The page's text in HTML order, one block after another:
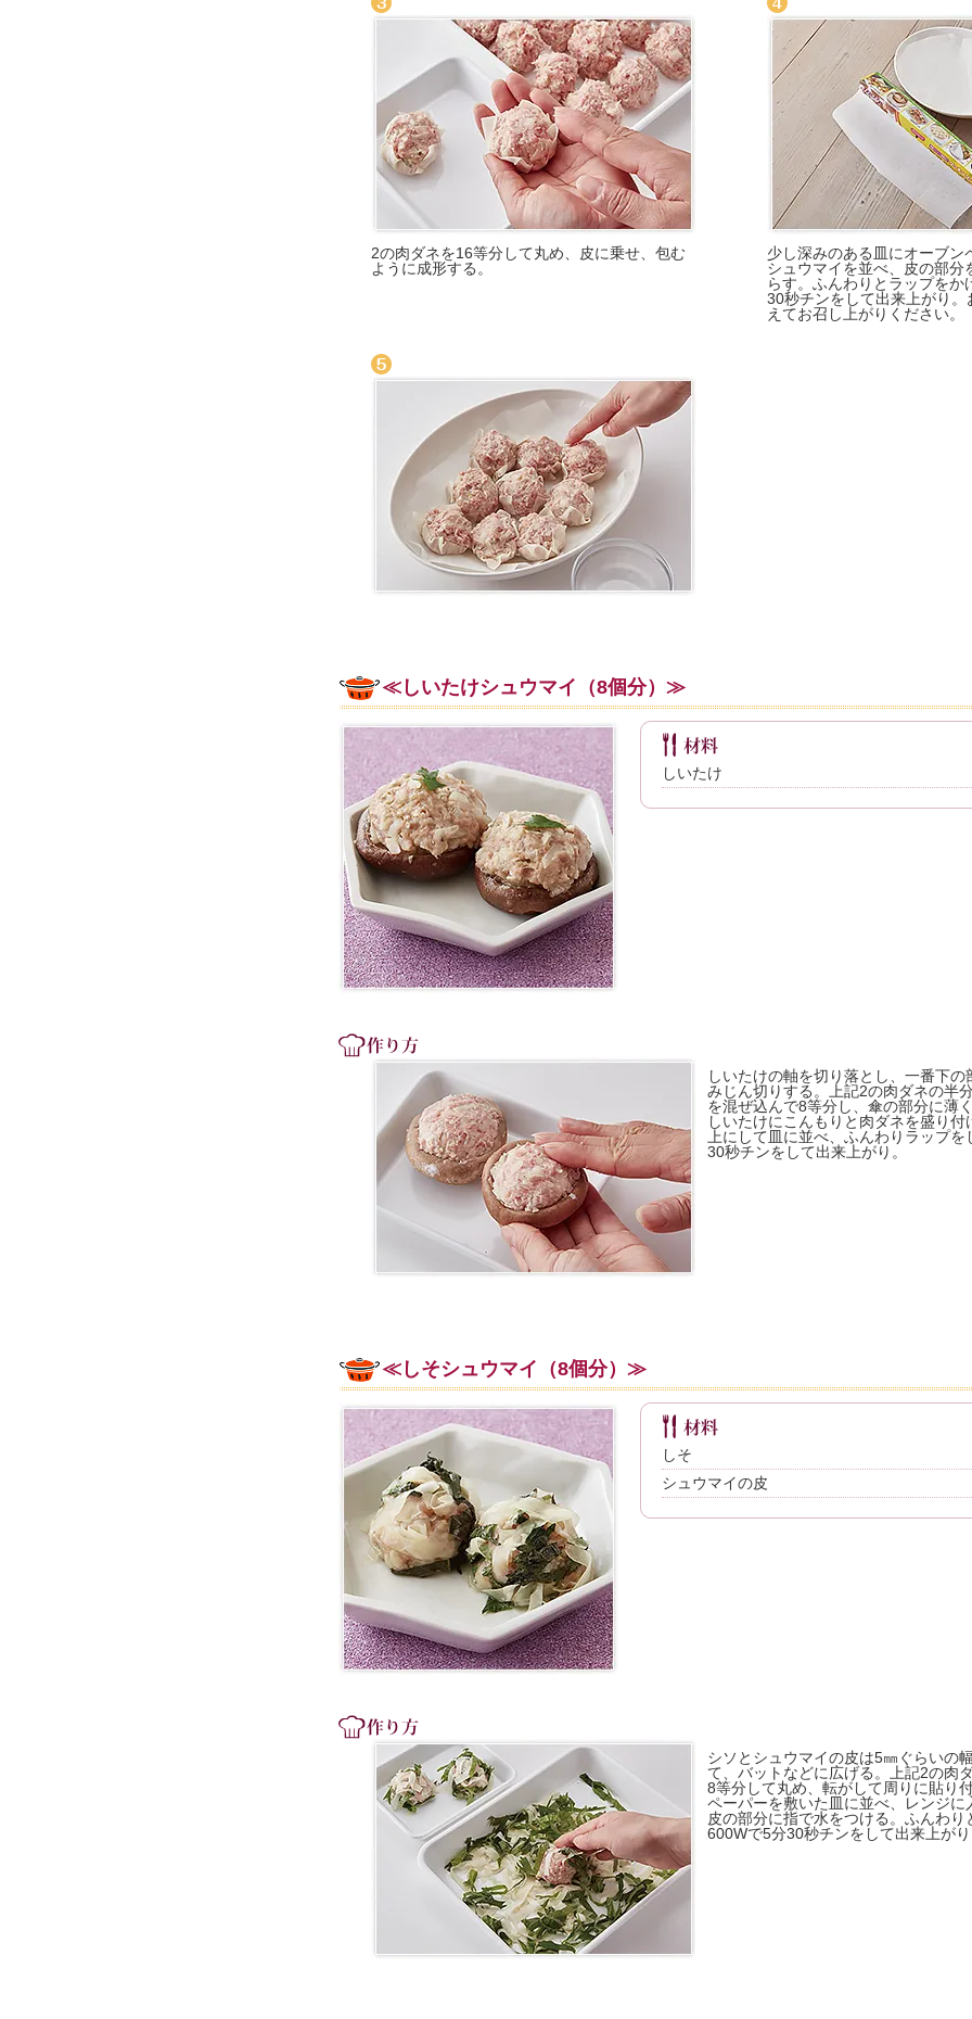
2の肉ダネを16等分して丸め、皮に乗せ、包む
ように成形する。
少し深みのある皿にオーブン
シュウマイを並べ、皮の部分
らす。ふんわりとラップをか
30秒チンをして出来上がり。
えてお召し上がりください。
≪しいたけシュウマイ（8個分）≫
しいたけ
しいたけの軸を切り落とし、一番下の
みじん切りする。上記2の肉ダネの半
を混ぜ込んで8等分し、傘の部分に薄
しいたけにこんもりと肉ダネを盛り付
上にして皿に並べ、ふんわりラップ
30秒チンをして出来上がり。
≪しそシュウマイ（8個分）≫
しそ
シュウマイの皮
シソとシュウマイの皮は5㎜ぐらいの
て、バットなどに広げる。上記2の肉
8等分して丸め、転がして周りに貼り
ペーパーを敷いた皿に並べ、レンジに
皮の部分に指で水をつける。ふんわり
600Wで5分30秒チンをして出来上が